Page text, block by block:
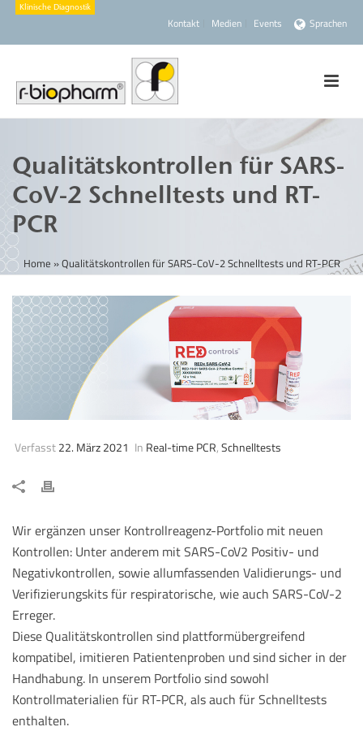
Kontakt Medien Events Sprachen
Qualitätskontrollen für SARS-
CoV-2 Schnelltests und RT-
PCR
Home »Qualitätskontrollen für SARS-CoV-2 Schnelltests und RT-PCR
Verfasst22. März 2021 In Real-time PCR,Schnelltests
Wir ergänzen unser Kontrollreagenz-Portfolio mit neuen
Kontrollen: Unter anderem mit SARS-CoV2 Positiv- und
Negativkontrollen, sowie allumfassenden Validierungs- und
Verifizierungskits für respiratorische, wie auch SARS-CoV-2
Erreger.
Diese Qualitätskontrollen sind plattformübergreifend
kompatibel, imitieren Patientenproben und sind sicher in der
Handhabung. In unserem Portfolio sind sowohl
Kontrollmaterialien für RT-PCR, als auch für Schnelltests
enthalten.